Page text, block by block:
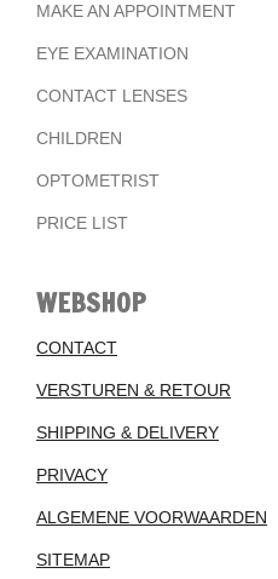
MAKE AN APPOINTMENT
EYE EXAMINATION
CONTACT LENSES
CHILDREN
OPTOMETRIST
PRICE LIST
WEBSHOP
CONTACT
VERSTUREN & RETOUR
SHIPPING & DELIVERY
PRIVACY
ALGEMENE VOORWAARDEN
SITEMAP